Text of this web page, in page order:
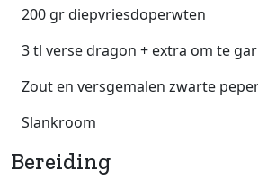
200 gr diepvriesdoperwten
3 tl verse dragon + extra om te
Zout en versgemalen zwarte
Slankroom
Bereiding